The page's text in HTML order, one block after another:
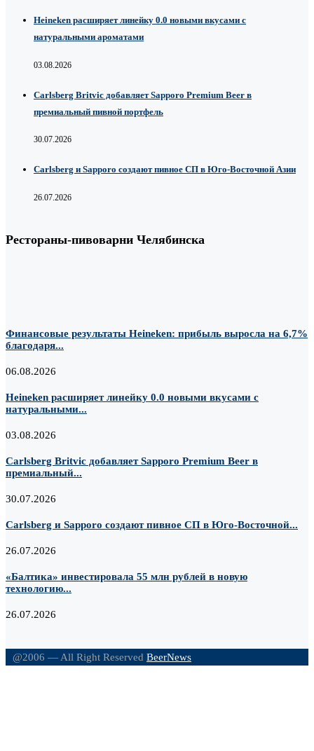
Heineken расширяет линейку 0.0 новыми вкусами с
натуральными ароматами
03.08.2026
Carlsberg Britvic добавляет Sapporo Premium Beer в
премиальный пивной портфель
30.07.2026
Carlsberg и Sapporo создают пивное СП в Юго-Восточной Азии
26.07.2026
Рестораны-пивоварни Челябинска
Финансовые результаты Heineken: прибыль выросла на 6,7%
благодаря...
06.08.2026
Heineken расширяет линейку 0.0 новыми вкусами с
натуральными...
03.08.2026
Carlsberg Britvic добавляет Sapporo Premium Beer в
премиальный...
30.07.2026
Carlsberg и Sapporo создают пивное СП в Юго-Восточной...
26.07.2026
«Балтика» инвестировала 55 млн рублей в новую
технологию...
26.07.2026
@2006 — All Right Reserved BeerNews